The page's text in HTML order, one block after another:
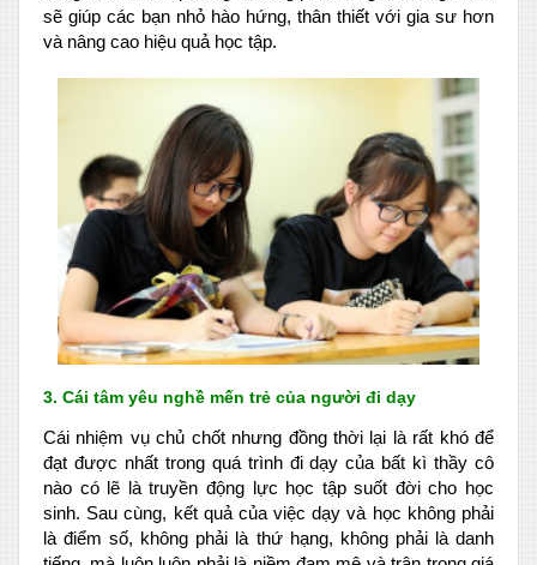
sẽ giúp các bạn nhỏ hào hứng, thân thiết với gia sư hơn
và nâng cao hiệu quả học tập.
3. Cái tâm yêu nghề mến trẻ của người đi dạy
Cái nhiệm vụ chủ chốt nhưng đồng thời lại là rất khó để
đạt được nhất trong quá trình đi dạy của bất kì thầy cô
nào có lẽ là truyền động lực học tập suốt đời cho học
sinh. Sau cùng, kết quả của việc dạy và học không phải
là điểm số, không phải là thứ hạng, không phải là danh